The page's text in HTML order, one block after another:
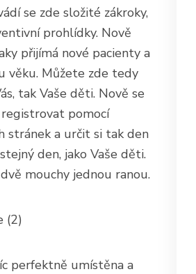
se zde složité zákroky,
prohlídky. Nově
přijímá nové pacienty a
věku. Můžete zde tedy
tak Vaše děti. Nově se
pomocí
stránek a určit si tak den
den, jako Vaše děti.
mouchy jednou ranou.
perfektně umístěna a